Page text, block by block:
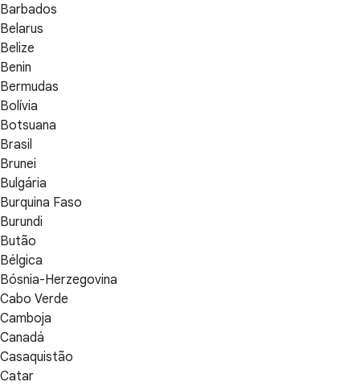
Barbados
Belarus
Belize
Benin
Bermudas
Bolívia
Botsuana
Brasil
Brunei
Bulgária
Burquina Faso
Burundi
Butão
Bélgica
Bósnia-Herzegovina
Cabo Verde
Camboja
Canadá
Casaquistão
Catar